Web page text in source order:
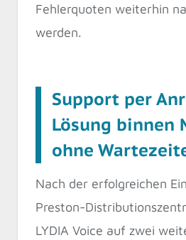
Fehlerquoten weiterhin
werden.
Support per
Lösung binnen
ohne
Nach der erfolgreichen
Preston-
LYDIA Voice auf zwei